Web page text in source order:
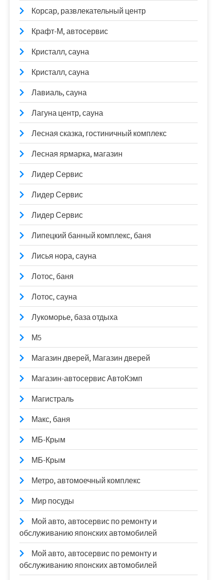
Корсар, развлекательный центр
Крафт-М, автосервис
Кристалл, сауна
Кристалл, сауна
Лавиаль, сауна
Лагуна центр, сауна
Лесная сказка, гостиничный комплекс
Лесная ярмарка, магазин
Лидер Сервис
Лидер Сервис
Лидер Сервис
Липецкий банный комплекс, баня
Лисья нора, сауна
Лотос, баня
Лотос, сауна
Лукоморье, база отдыха
М5
Магазин дверей, Магазин дверей
Магазин-автосервис АвтоКэмп
Магистраль
Макс, баня
МБ-Крым
МБ-Крым
Метро, автомоечный комплекс
Мир посуды
Мой авто, автосервис по ремонту и
обслуживанию японских автомобилей
Мой авто, автосервис по ремонту и
обслуживанию японских автомобилей